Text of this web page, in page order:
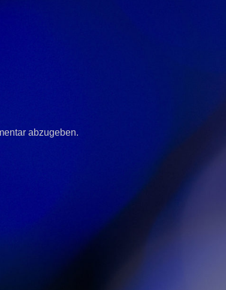
abzugeben.